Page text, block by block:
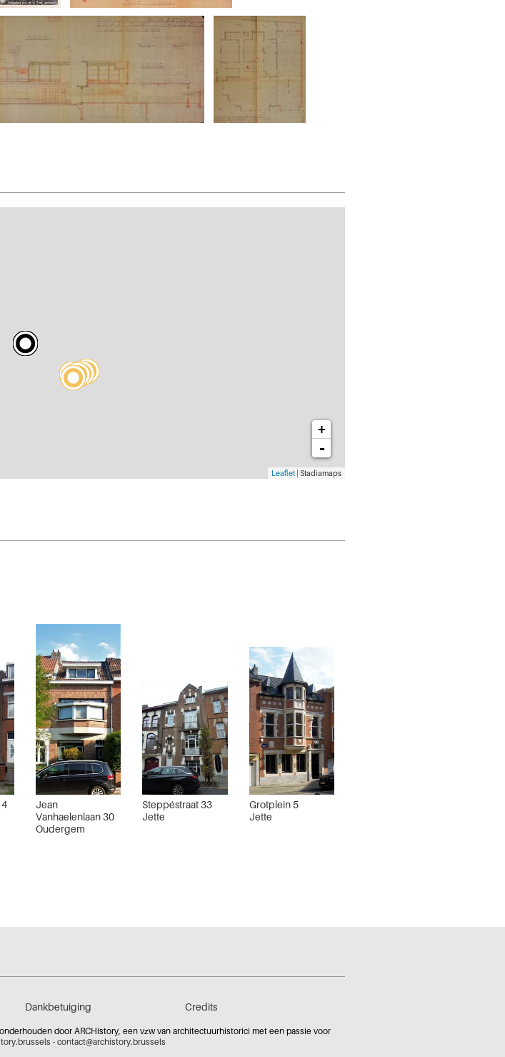
+
-
Leaflet | Stadiamaps
Jean
Vanhaelenlaan 30
Oudergem
Steppéstraat 33
Jette
Grotplein 5
Jette
Dankbetuiging Credits
door ARCHistory, een vzw van architectuurhistorici met een passie voor
- contact@archistory.brussels